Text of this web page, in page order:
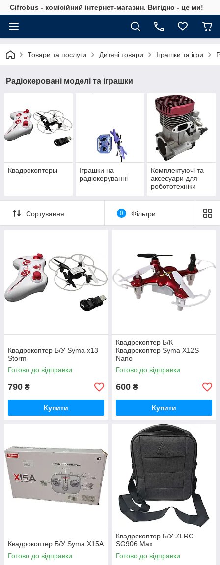
Cifrobus - комiсiйний iнтернет-магазин. Вигiдно - це ми!
Товари та послуги Дитячі товари Іграшки та ігри
Радіокеровані моделі та іграшки
Квадрокоптеры
Іграшки на
радіокеруванні
Комплектуючі та
аксесуари для
робототехніки
Сортування 0 Фільтри
Квадрокоптер Б/У Syma x13
Storm
Готово до відправки
790 ₴
Купити
Квадрокоптер Б/К
Квадрокоптер Syma X12S
Nano
Готово до відправки
600 ₴
Купити
Квадрокоптер Б/У Syma Х15A
Готово до відправки
Квадрокоптер Б/У ZLRC
SG906 Max
Готово до відправки